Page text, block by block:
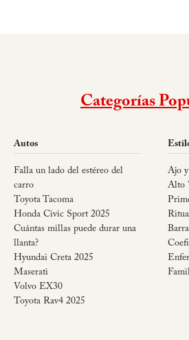
Categorías
Autos
Falla un lado del estéreo del
carro
Toyota Tacoma
Honda Civic Sport 2025
Cuántas millas puede durar una
llanta?
Hyundai Creta 2025
Maserati
Volvo EX30
Toyota Rav4 2025
Ajo
Alto